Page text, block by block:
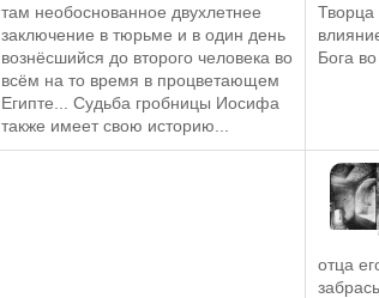
там необоснованное двухлетнее
заключение в тюрьме и в один день
вознёсшийся до второго человека во
всём на то время в процветающем
Египте... Судьба гробницы Иосифа
также имеет свою историю...
Творца
Бога
отца